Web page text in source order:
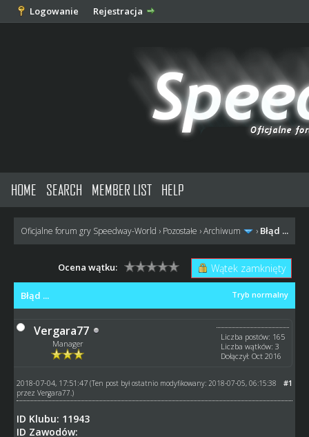
Logowanie Rejestracja
HOME SEARCH MEMBER LIST HELP
Oficjalne forum gry Speedway-World › Pozostałe ›Archiwum › Błąd ...
Wątek zamknięty
Ocena wątku:
Tryb normalny
Błąd ...
Vergara77
Manager
Liczba postów: 165
Liczba wątków: 3
Dołączył: Oct 2016
#1
2018-07-04, 17:51:47 (Ten post był ostatnio modyfikowany: 2018-07-05, 06:15:38
przez Vergara77 .)
ID Klubu: 11943
ID Zawodów: